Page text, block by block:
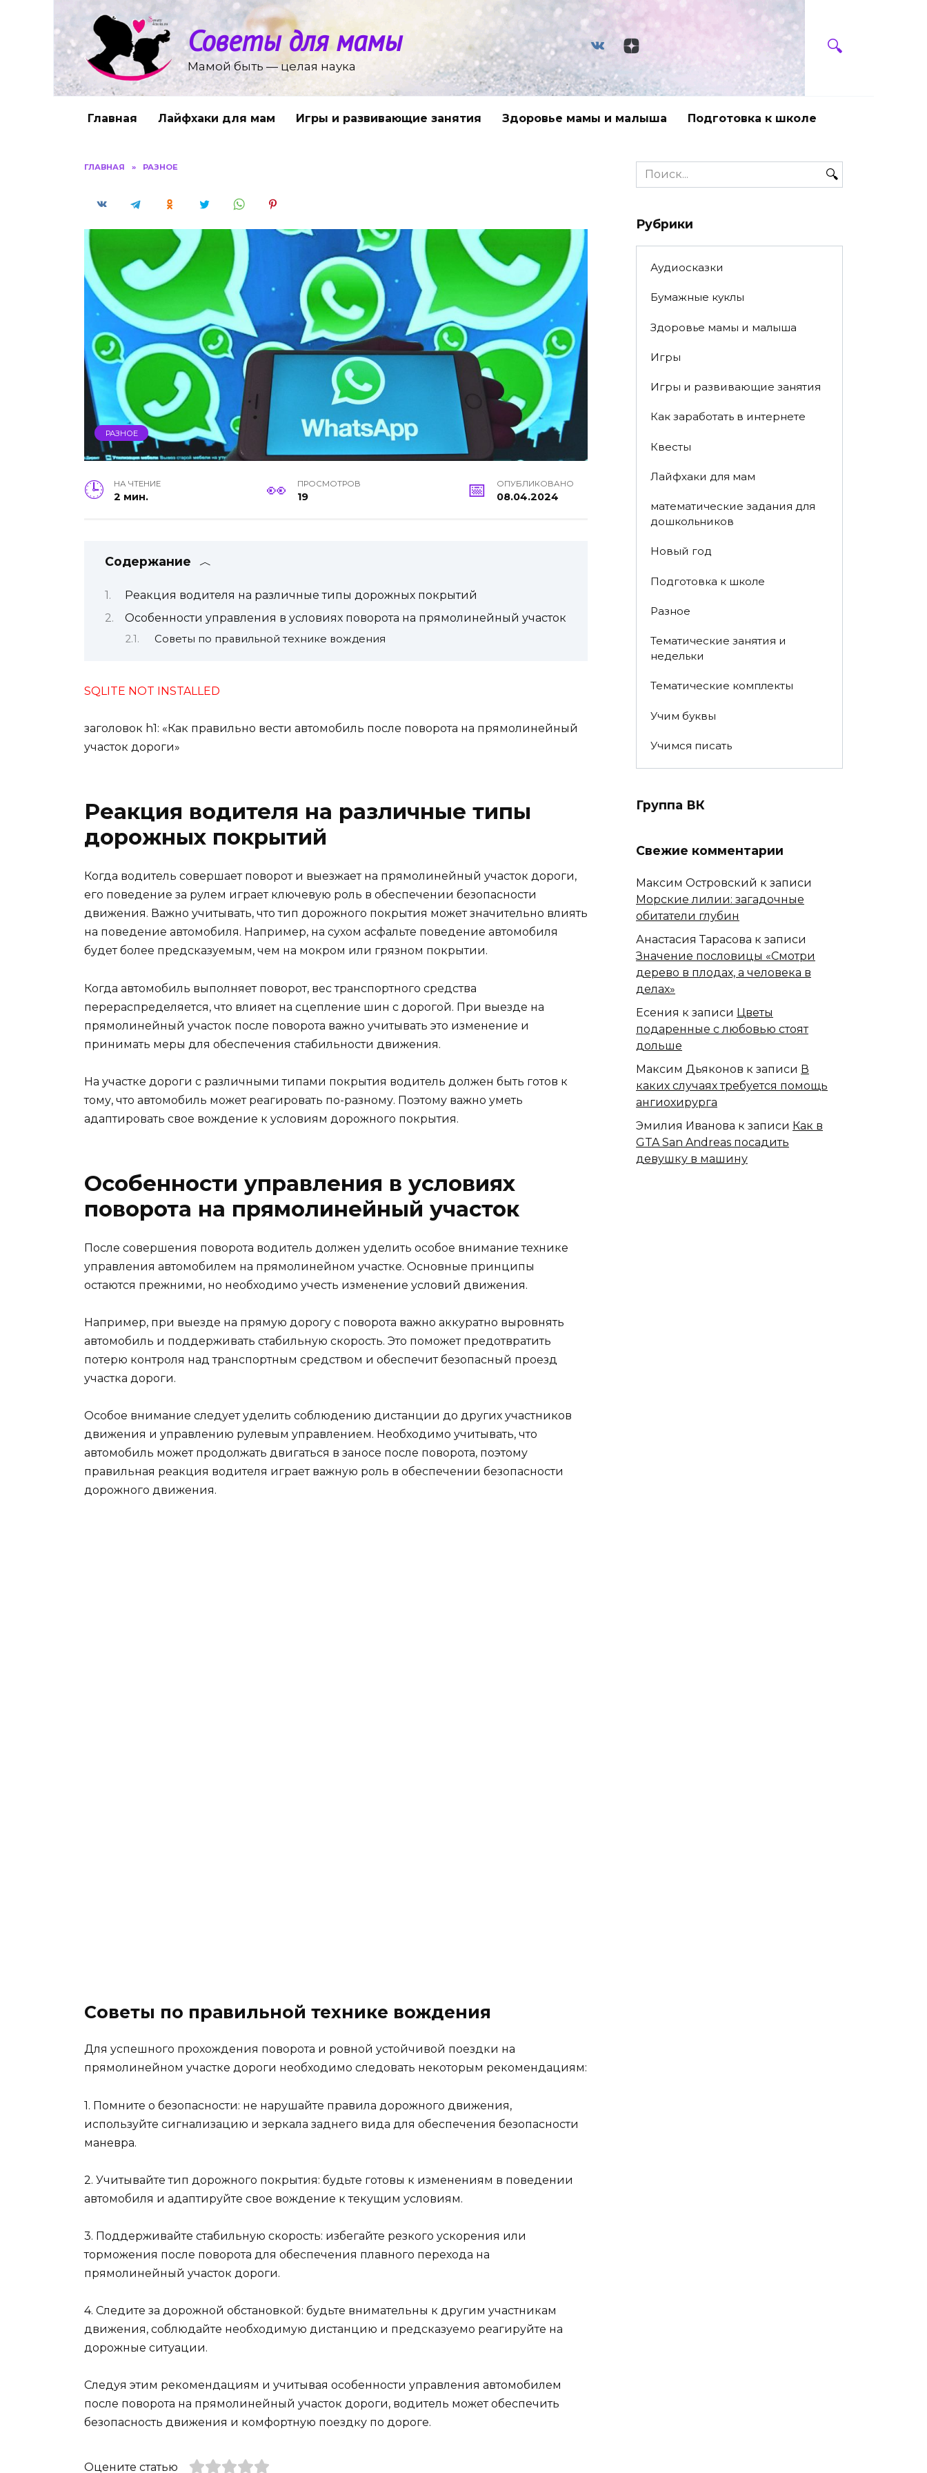
содержанию
Советы для мамы
Мамой быть — целая наука
Главная Лайфхаки для мам Игры и развивающие занятия Здоровье мамы и малыша Подготовка к школе
ГЛАВНАЯ » РАЗНОЕ
РАЗНОЕ
НА ЧТЕНИЕ
2 мин.
ПРОСМОТРОВ
19
ОПУБЛИКОВАНО
08.04.2024
Содержание
Реакция водителя на различные типы дорожных покрытий
Особенности управления в условиях поворота на прямолинейный участок
Советы по правильной технике вождения
SQLITE NOT INSTALLED
заголовок h1: «Как правильно вести автомобиль после поворота на прямолинейный
участок дороги»
Реакция водителя на различные типы
дорожных покрытий
Когда водитель совершает поворот и выезжает на прямолинейный участок дороги,
его поведение за рулем играет ключевую роль в обеспечении безопасности
движения. Важно учитывать, что тип дорожного покрытия может значительно влиять
на поведение автомобиля. Например, на сухом асфальте поведение автомобиля
будет более предсказуемым, чем на мокром или грязном покрытии.
Когда автомобиль выполняет поворот, вес транспортного средства
перераспределяется, что влияет на сцепление шин с дорогой. При выезде на
прямолинейный участок после поворота важно учитывать это изменение и
принимать меры для обеспечения стабильности движения.
На участке дороги с различными типами покрытия водитель должен быть готов к
тому, что автомобиль может реагировать по-разному. Поэтому важно уметь
адаптировать свое вождение к условиям дорожного покрытия.
Особенности управления в условиях
поворота на прямолинейный участок
После совершения поворота водитель должен уделить особое внимание технике
управления автомобилем на прямолинейном участке. Основные принципы
остаются прежними, но необходимо учесть изменение условий движения.
Например, при выезде на прямую дорогу с поворота важно аккуратно выровнять
автомобиль и поддерживать стабильную скорость. Это поможет предотвратить
потерю контроля над транспортным средством и обеспечит безопасный проезд
участка дороги.
Особое внимание следует уделить соблюдению дистанции до других участников
движения и управлению рулевым управлением. Необходимо учитывать, что
автомобиль может продолжать двигаться в заносе после поворота, поэтому
правильная реакция водителя играет важную роль в обеспечении безопасности
дорожного движения.
Советы по правильной технике вождения
Для успешного прохождения поворота и ровной устойчивой поездки на
прямолинейном участке дороги необходимо следовать некоторым рекомендациям:
1. Помните о безопасности: не нарушайте правила дорожного движения,
используйте сигнализацию и зеркала заднего вида для обеспечения безопасности
маневра.
2. Учитывайте тип дорожного покрытия: будьте готовы к изменениям в поведении
автомобиля и адаптируйте свое вождение к текущим условиям.
3. Поддерживайте стабильную скорость: избегайте резкого ускорения или
торможения после поворота для обеспечения плавного перехода на
прямолинейный участок дороги.
4. Следите за дорожной обстановкой: будьте внимательны к другим участникам
движения, соблюдайте необходимую дистанцию и предсказуемо реагируйте на
дорожные ситуации.
Следуя этим рекомендациям и учитывая особенности управления автомобилем
после поворота на прямолинейный участок дороги, водитель может обеспечить
безопасность движения и комфортную поездку по дороге.
Оцените статью
Search
for:
Рубрики
Аудиосказки
Бумажные куклы
Здоровье мамы и малыша
Игры
Игры и развивающие занятия
Как заработать в интернете
Квесты
Лайфхаки для мам
математические задания для
дошкольников
Новый год
Подготовка к школе
Разное
Тематические занятия и
недельки
Тематические комплекты
Учим буквы
Учимся писать
Группа ВК
Свежие комментарии
Максим Островский к записи
Морские лилии: загадочные
обитатели глубин
Анастасия Тарасова к записи
Значение пословицы «Смотри
дерево в плодах, а человека в
делах»
Есения к записи Цветы
подаренные с любовью стоят
дольше
Максим Дьяконов к записи В
каких случаях требуется помощь
ангиохирурга
Эмилия Иванова к записи Как в
GTA San Andreas посадить
девушку в машину